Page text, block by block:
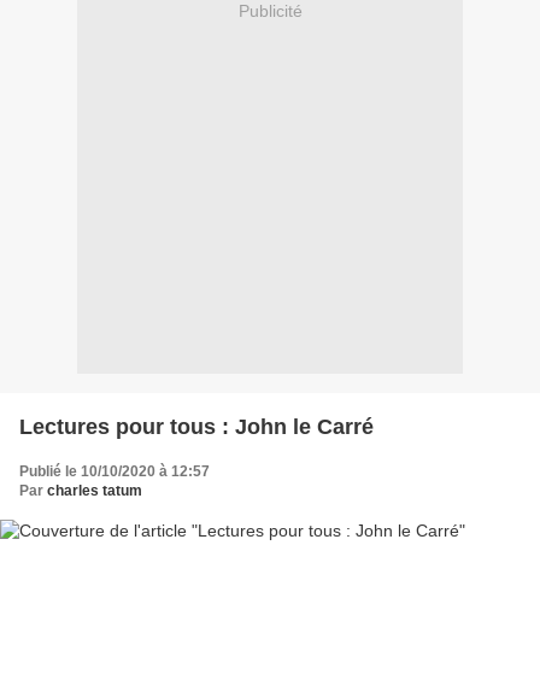
Publicité
Lectures pour tous : John le Carré
Publié le 10/10/2020 à 12:57
Par charles tatum